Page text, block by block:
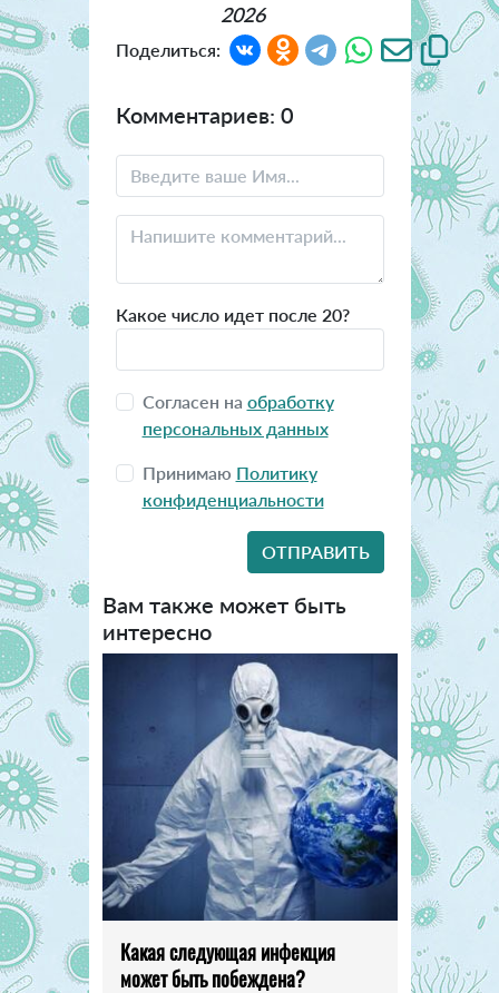
2026
Поделиться:
Комментариев: 0
Какое число идет после 20?
Согласен на обработку
персональных данных
Принимаю Политику
конфиденциальности
Вам также может быть
интересно
Какая следующая инфекция
может быть побеждена?